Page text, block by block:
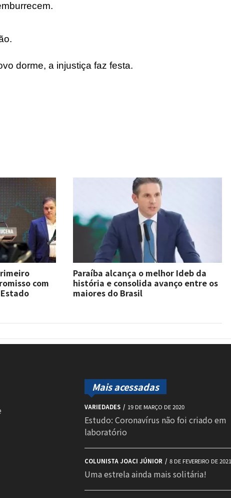
dorme, a injustiça faz festa.
com
Paraíba alcança o melhor Ideb da
história e consolida avanço entre os
maiores do Brasil
Mais acessadas
VARIEDADES 19 DE MARÇO DE 2020
Estudo: Coronavírus não foi criado em
laboratório
COLUNISTA JOACI JÚNIOR 8 DE FEVEREIRO DE 2021
Uma estrela ainda mais solitária!